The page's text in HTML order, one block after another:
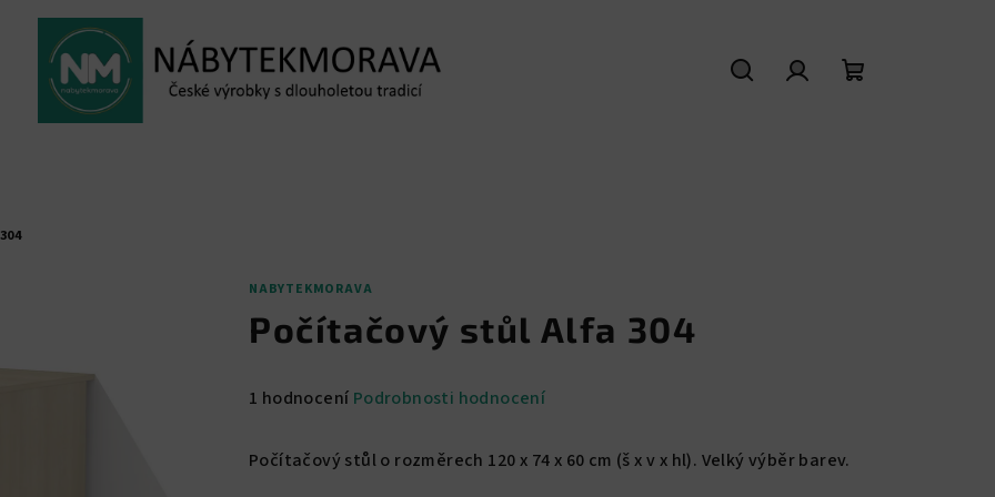
NABYTEKMORAVA
Počítačový stůl Alfa 304
Průměrné
produktu
1 hodnocení Podrobnosti hodnocení
Počítačový stůl o rozměrech 120 x 74 x 60 cm (š x v x hl). Velký výběr barev.